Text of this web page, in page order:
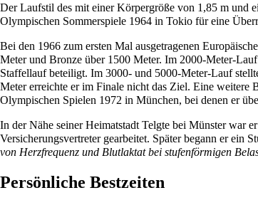
Der Laufstil des mit einer Körpergröße von 1,85 m und
Olympischen Sommerspiele 1964 in Tokio für eine
Bei den 1966 zum ersten Mal ausgetragenen
Meter und Bronze über 1500 Meter. Im 2000-Meter-
Staffellauf beteiligt. Im 3000- und 5000-Meter-Lauf
Meter erreichte er im Finale nicht das Ziel. Eine weitere
Olympischen Spielen 1972 in München, bei denen er
In der Nähe seiner Heimatstadt Telgte bei Münster war
Versicherungsvertreter gearbeitet. Später begann er ein
von Herzfrequenz und Blutlaktat bei stufenförmigen
Persönliche Bestzeiten